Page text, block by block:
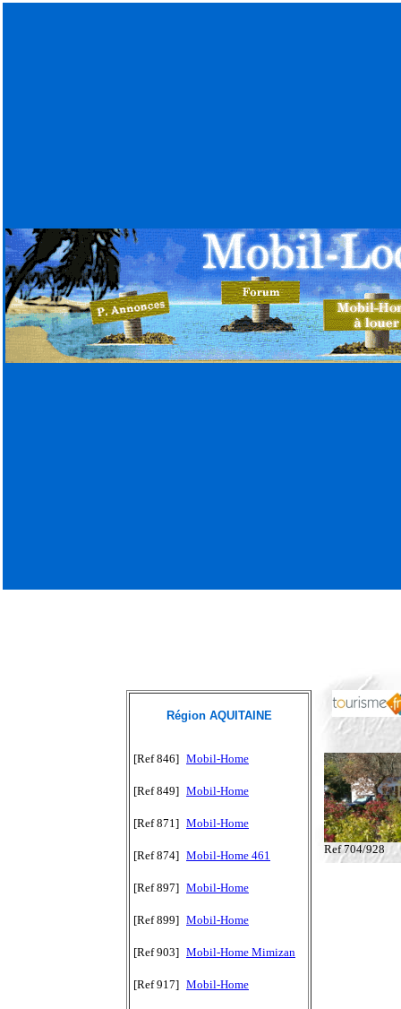
Région AQUITAINE
[Ref 846] Mobil-Home
[Ref 849] Mobil-Home
[Ref 871] Mobil-Home
[Ref 874] Mobil-Home 461
[Ref 897] Mobil-Home
[Ref 899] Mobil-Home
[Ref 903] Mobil-Home Mimizan
[Ref 917] Mobil-Home
Ref 704/928